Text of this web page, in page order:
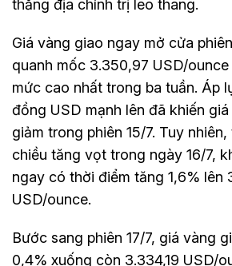
thẳng địa chính trị leo thang.
Giá vàng giao ngay mở cửa
quanh mốc 3.350,97 USD/
mức cao nhất trong ba tuần. Áp
đồng USD mạnh lên đã khiến
giảm trong phiên 15/7. Tuy
chiều tăng vọt trong ngày 16/7,
ngay có thời điểm tăng 1,6% lên
USD/ounce.
Bước sang phiên 17/7, giá vàng
0,4% xuống còn 3.334,19 USD/